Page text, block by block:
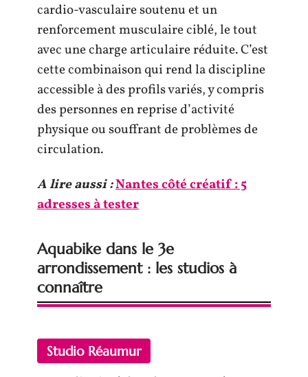
cardio-vasculaire soutenu et un
renforcement musculaire ciblé, le tout
avec une charge articulaire réduite. C’est
cette combinaison qui rend la discipline
accessible à des profils variés, y compris
des personnes en reprise d’activité
physique ou souffrant de problèmes de
circulation.
A lire aussi :Nantes côté créatif : 5
adresses à tester
Aquabike dans le 3e
arrondissement : les studios à
connaître
Studio Réaumur